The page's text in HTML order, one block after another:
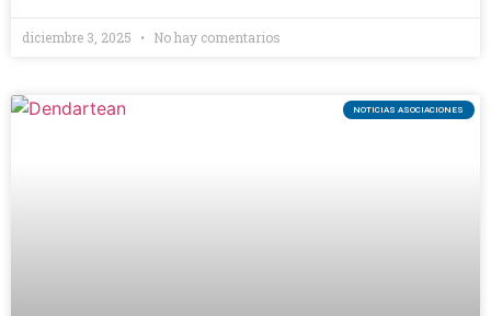
diciembre 3, 2025 No hay comentarios
NOTICIAS ASOCIACIONES